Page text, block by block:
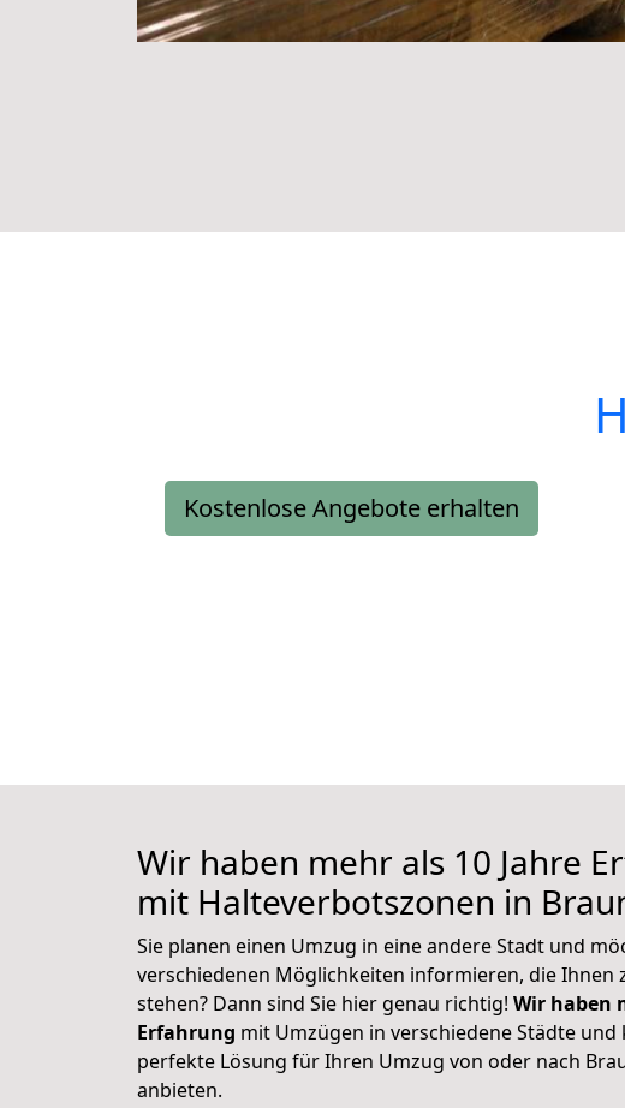
Kostenlose Angebote erhalten
Wir haben mehr als 10 Jahre
mit Halteverbotszonen in
Sie planen einen Umzug in eine andere Stadt und
verschiedenen Möglichkeiten informieren, die Ihnen
stehen? Dann sind Sie hier genau richtig! Wir haben
Erfahrung mit Umzügen in verschiedene Städte
perfekte Lösung für Ihren Umzug von oder nach
anbieten.